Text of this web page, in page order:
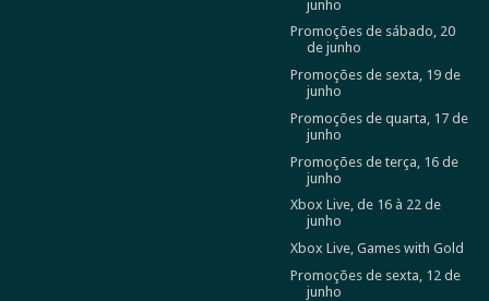
junho
Promoções de sábado, 20
de junho
Promoções de sexta, 19 de
junho
Promoções de quarta, 17 de
junho
Promoções de terça, 16 de
junho
Xbox Live, de 16 à 22 de
junho
Xbox Live, Games with Gold
Promoções de sexta, 12 de
junho